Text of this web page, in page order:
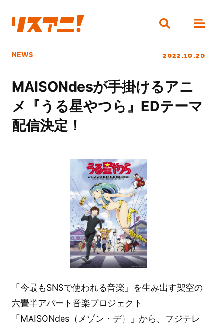
NEWS 2022.10.20
MAISONdesが手掛けるアニ
メ『うる星やつら』EDテーマ
配信決定！
「今最もSNSで使われる音楽」を生み出す架空の
六畳半アパート音楽プロジェクト
「MAISONdes（メゾン・デ）」から、フジテレ